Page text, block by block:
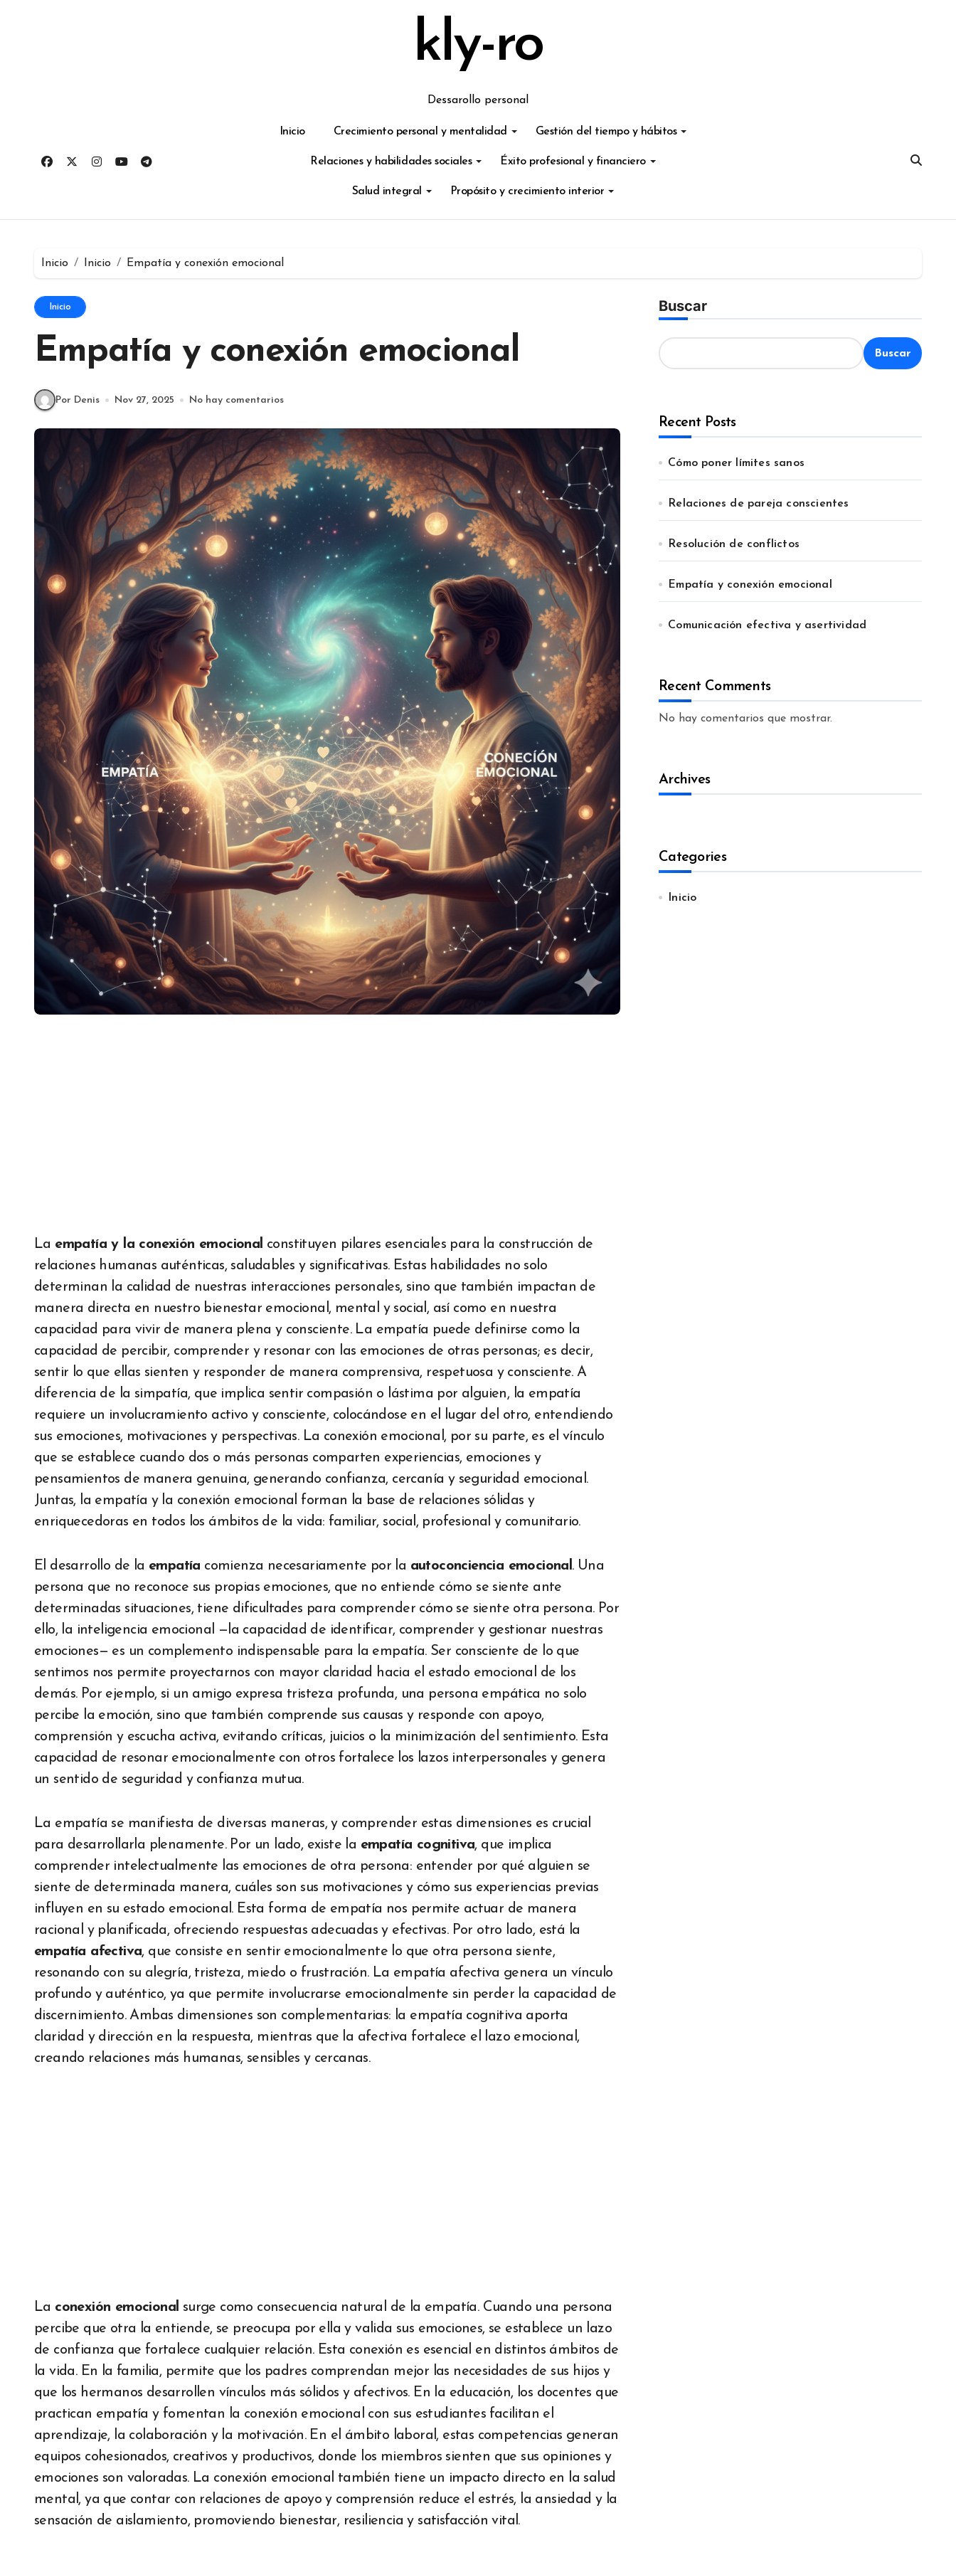
kly-ro
Dessarollo personal
Inicio Crecimiento personal y mentalidad Gestión del tiempo y hábitos
Relaciones y habilidades sociales Éxito profesional y financiero
Salud integral Propósito y crecimiento interior
Inicio Inicio Empatía y conexión emocional
Inicio
Empatía y conexión emocional
Por Denis Nov 27, 2025 No hay comentarios
La empatía y la conexión emocional constituyen pilares esenciales para la construcción de
relaciones humanas auténticas, saludables y significativas. Estas habilidades no solo
determinan la calidad de nuestras interacciones personales, sino que también impactan de
manera directa en nuestro bienestar emocional, mental y social, así como en nuestra
capacidad para vivir de manera plena y consciente. La empatía puede definirse como la
capacidad de percibir, comprender y resonar con las emociones de otras personas; es decir,
sentir lo que ellas sienten y responder de manera comprensiva, respetuosa y consciente. A
diferencia de la simpatía, que implica sentir compasión o lástima por alguien, la empatía
requiere un involucramiento activo y consciente, colocándose en el lugar del otro, entendiendo
sus emociones, motivaciones y perspectivas. La conexión emocional, por su parte, es el vínculo
que se establece cuando dos o más personas comparten experiencias, emociones y
pensamientos de manera genuina, generando confianza, cercanía y seguridad emocional.
Juntas, la empatía y la conexión emocional forman la base de relaciones sólidas y
enriquecedoras en todos los ámbitos de la vida: familiar, social, profesional y comunitario.
El desarrollo de la empatía comienza necesariamente por la autoconciencia emocional. Una
persona que no reconoce sus propias emociones, que no entiende cómo se siente ante
determinadas situaciones, tiene dificultades para comprender cómo se siente otra persona. Por
ello, la inteligencia emocional —la capacidad de identificar, comprender y gestionar nuestras
emociones— es un complemento indispensable para la empatía. Ser consciente de lo que
sentimos nos permite proyectarnos con mayor claridad hacia el estado emocional de los
demás. Por ejemplo, si un amigo expresa tristeza profunda, una persona empática no solo
percibe la emoción, sino que también comprende sus causas y responde con apoyo,
comprensión y escucha activa, evitando críticas, juicios o la minimización del sentimiento. Esta
capacidad de resonar emocionalmente con otros fortalece los lazos interpersonales y genera
un sentido de seguridad y confianza mutua.
La empatía se manifiesta de diversas maneras, y comprender estas dimensiones es crucial
para desarrollarla plenamente. Por un lado, existe la empatía cognitiva, que implica
comprender intelectualmente las emociones de otra persona: entender por qué alguien se
siente de determinada manera, cuáles son sus motivaciones y cómo sus experiencias previas
influyen en su estado emocional. Esta forma de empatía nos permite actuar de manera
racional y planificada, ofreciendo respuestas adecuadas y efectivas. Por otro lado, está la
empatía afectiva, que consiste en sentir emocionalmente lo que otra persona siente,
resonando con su alegría, tristeza, miedo o frustración. La empatía afectiva genera un vínculo
profundo y auténtico, ya que permite involucrarse emocionalmente sin perder la capacidad de
discernimiento. Ambas dimensiones son complementarias: la empatía cognitiva aporta
claridad y dirección en la respuesta, mientras que la afectiva fortalece el lazo emocional,
creando relaciones más humanas, sensibles y cercanas.
La conexión emocional surge como consecuencia natural de la empatía. Cuando una persona
percibe que otra la entiende, se preocupa por ella y valida sus emociones, se establece un lazo
de confianza que fortalece cualquier relación. Esta conexión es esencial en distintos ámbitos de
la vida. En la familia, permite que los padres comprendan mejor las necesidades de sus hijos y
que los hermanos desarrollen vínculos más sólidos y afectivos. En la educación, los docentes que
practican empatía y fomentan la conexión emocional con sus estudiantes facilitan el
aprendizaje, la colaboración y la motivación. En el ámbito laboral, estas competencias generan
equipos cohesionados, creativos y productivos, donde los miembros sienten que sus opiniones y
emociones son valoradas. La conexión emocional también tiene un impacto directo en la salud
mental, ya que contar con relaciones de apoyo y comprensión reduce el estrés, la ansiedad y la
sensación de aislamiento, promoviendo bienestar, resiliencia y satisfacción vital.
Buscar
Buscar
Recent Posts
Cómo poner límites sanos
Relaciones de pareja conscientes
Resolución de conflictos
Empatía y conexión emocional
Comunicación efectiva y asertividad
Recent Comments
No hay comentarios que mostrar.
Archives
Categories
Inicio